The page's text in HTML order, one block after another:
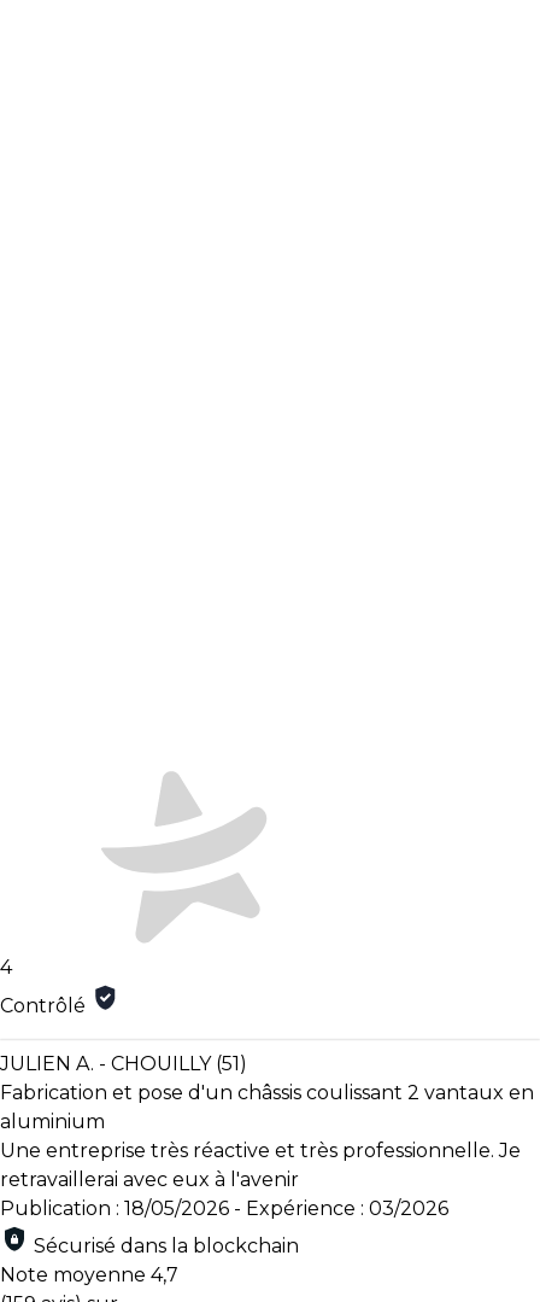
4
Contrôlé
JULIEN A. - CHOUILLY (51)
Fabrication et pose d'un châssis coulissant 2 vantaux en
aluminium
Une entreprise très réactive et très professionnelle. Je
retravaillerai avec eux à l'avenir
Publication : 18/05/2026 - Expérience : 03/2026
Sécurisé dans la blockchain
Note moyenne 4,7